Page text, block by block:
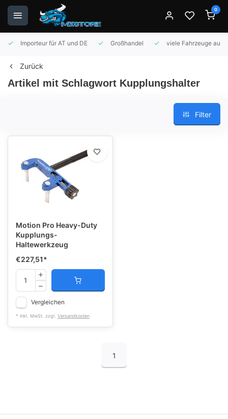
0
Importeur für AT und DE Großhandel viele Fahrzeuge auf
Zurück
Artikel mit Schlagwort Kupplungshalter
Filter
Motion Pro Heavy-Duty
Kupplungs-
Haltewerkzeug
€227,51*
Vergleichen
* Inkl. MwSt. zzgl. Versandkosten
1